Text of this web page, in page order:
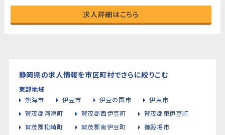
求人詳細はこちら
静岡県の求人情報を市区町村でさらに絞りこむ
東部地域
熱海市
伊豆市 伊豆の国市
伊東市
賀茂郡河津町
賀茂郡西伊豆町
賀茂郡東伊豆町
賀茂郡松崎町
賀茂郡南伊豆町
御殿場市